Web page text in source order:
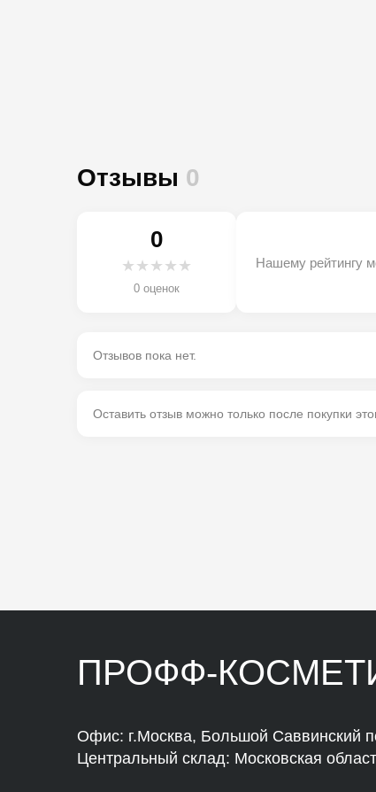
Отзывы 0
0
★ ★ ★ ★ ★
0 оценок
Нашему рейтингу
Отзывов пока нет.
Оставить отзыв можно только после покупки
ПРОФФ-
Офис: г.Москва, Большой Саввинский
Центральный склад: Московская